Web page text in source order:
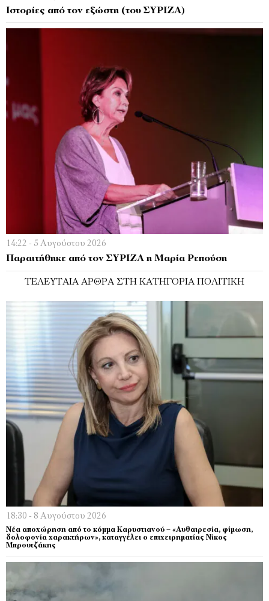
Ιστορίες από τον εξώστη (του ΣΥΡΙΖΑ)
14:22 - 5 Αυγούστου 2026
Παραιτήθηκε από τον ΣΥΡΙΖΑ η Μαρία Ρεπούση
ΤΕΛΕΥΤΑΊΑ ΆΡΘΡΑ ΣΤΗ ΚΑΤΗΓΟΡΊΑ ΠΟΛΙΤΙΚΉ
18:30 - 8 Αυγούστου 2026
Νέα αποχώρηση από το κόμμα Καρυστιανού – «Αυθαιρεσία, φίμωση,
δολοφονία χαρακτήρων», καταγγέλει ο επιχειρηματίας Νίκος
Μπρουτζάκης